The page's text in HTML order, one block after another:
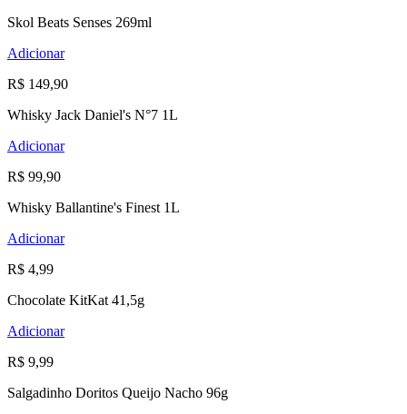
Skol Beats Senses 269ml
Adicionar
R$ 149,90
Whisky Jack Daniel's N°7 1L
Adicionar
R$ 99,90
Whisky Ballantine's Finest 1L
Adicionar
R$ 4,99
Chocolate KitKat 41,5g
Adicionar
R$ 9,99
Salgadinho Doritos Queijo Nacho 96g